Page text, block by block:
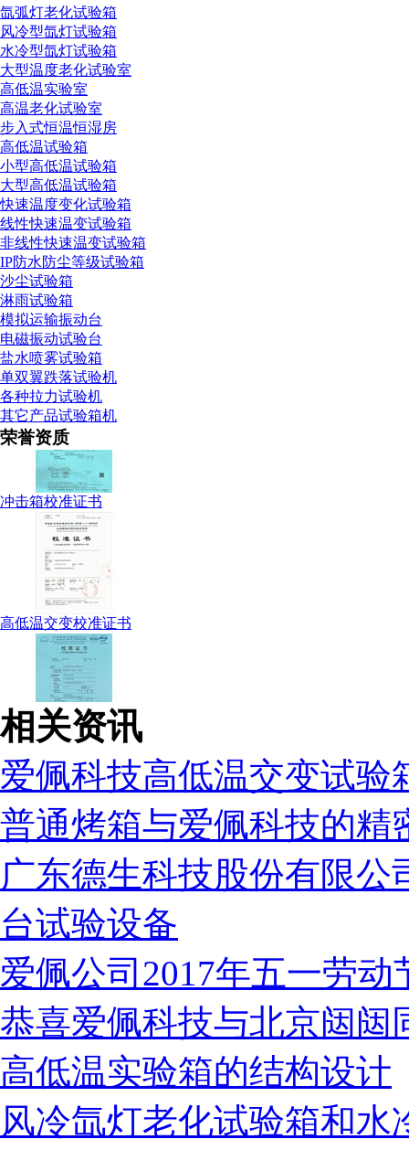
氙弧灯老化试验箱
风冷型氙灯试验箱
水冷型氙灯试验箱
大型温度老化试验室
高低温实验室
高温老化试验室
步入式恒温恒湿房
高低温试验箱
小型高低温试验箱
大型高低温试验箱
快速温度变化试验箱
线性快速温变试验箱
非线性快速温变试验箱
IP防水防尘等级试验箱
沙尘试验箱
淋雨试验箱
模拟运输振动台
电磁振动试验台
盐水喷雾试验箱
单双翼跌落试验机
各种拉力试验机
其它产品试验箱机
荣誉资质
检测仪表校准证书
冲击箱校准证书
高低温交变校准证书
恒温防结霜校准证书
老化箱校准证书
盐雾箱校准证书
检测仪表校准证书
相关资讯
爱佩科技高低温交变试验
普通烤箱与爱佩科技的精
广东德生科技股份有限
台试验设备
爱佩公司2017年五一劳
恭喜爱佩科技与北京闼闼
高低温实验箱的结构设计
风冷氙灯老化试验箱和